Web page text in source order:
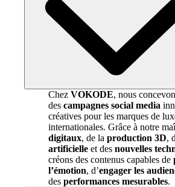
Chez VOKODE, nous
des campagnes social media
créatives pour les marques de
internationales. Grâce à notre
digitaux, de la production 3D,
artificielle et des nouvelles
créons des contenus capables de
l’émotion, d’engager les
des performances mesurables.